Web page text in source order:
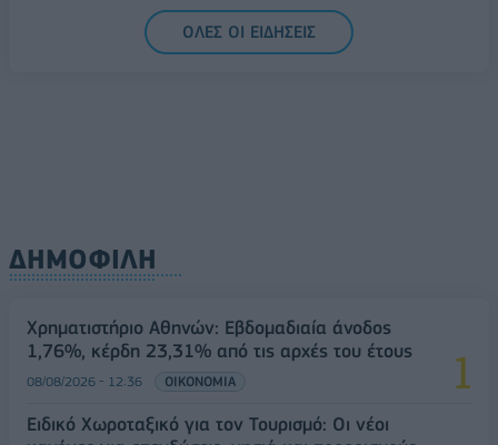
ΕΛΛΑΔΑ
Ειδικό Χωροταξικό για τον Τουρισμό: Οι νέοι
ΟΛΕΣ ΟΙ ΕΙΔΗΣΕΙΣ
ΔΗΜΟΦΙΛΗ
Χρηματιστήριο Αθηνών: Εβδομαδιαία άνοδος
1,76%, κέρδη 23,31% από τις αρχές του έτους
08/08/2026 - 12:36 ΟΙΚΟΝΟΜΙΑ
Ειδικό Χωροταξικό για τον Τουρισμό: Οι νέοι